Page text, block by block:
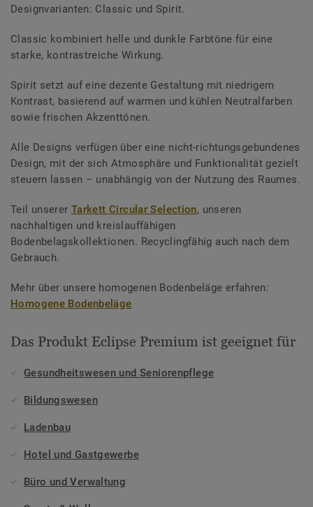
Designvarianten: Classic und Spirit.
Classic kombiniert helle und dunkle Farbtöne für eine
starke, kontrastreiche Wirkung.
Spirit setzt auf eine dezente Gestaltung mit niedrigem
Kontrast, basierend auf warmen und kühlen Neutralfarben
sowie frischen Akzenttönen.
Alle Designs verfügen über eine nicht-richtungsgebundenes
Design, mit der sich Atmosphäre und Funktionalität gezielt
steuern lassen – unabhängig von der Nutzung des Raumes.
Teil unserer Tarkett Circular Selection, unseren
nachhaltigen und kreislauffähigen
Bodenbelagskollektionen. Recyclingfähig auch nach dem
Gebrauch.
Mehr über unsere homogenen Bodenbeläge erfahren:
Homogene Bodenbeläge
Das Produkt Eclipse Premium ist geeignet für
Gesundheitswesen und Seniorenpflege
Bildungswesen
Ladenbau
Hotel und Gastgewerbe
Büro und Verwaltung